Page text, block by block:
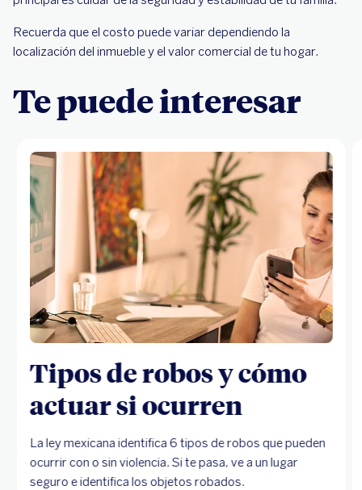
Recuerda que el costo puede variar dependiendo la
localización del inmueble y el valor comercial de tu hogar.
Te puede interesar
Tipos de robos y cómo
actuar si ocurren
La ley mexicana identifica 6 tipos de robos que pueden
ocurrir con o sin violencia. Si te pasa, ve a un lugar
seguro e identifica los objetos robados.